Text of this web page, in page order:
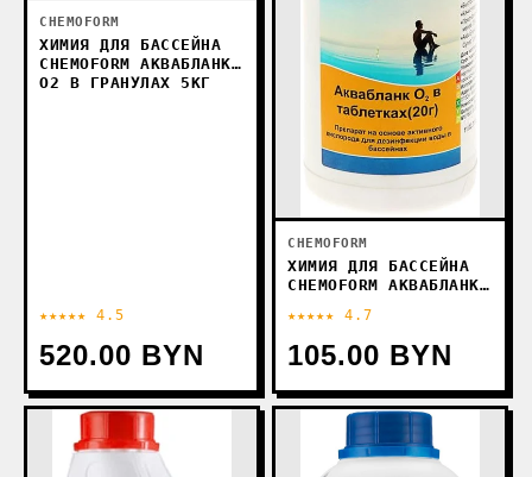
CHEMOFORM
ХИМИЯ ДЛЯ БАССЕЙНА
CHEMOFORM АКВАБЛАНК
О2 В ГРАНУЛАХ 5КГ
★★★★★ 4.5
520.00 BYN
CHEMOFORM
ХИМИЯ ДЛЯ БАССЕЙНА
CHEMOFORM АКВАБЛАНК
20Г 1КГ
★★★★★ 4.7
105.00 BYN